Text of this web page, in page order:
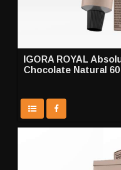
IGORA ROYAL
Chocolate Natural 60